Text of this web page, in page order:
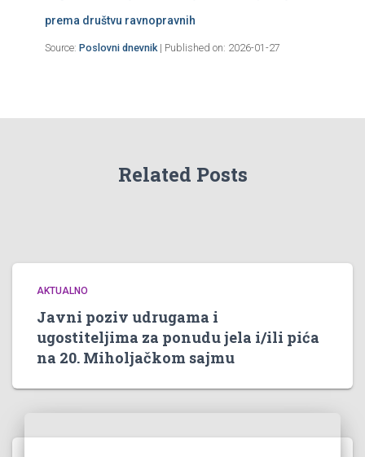
prema društvu ravnopravnih
Source: Poslovni dnevnik Published on: 2026-01-27
Related Posts
AKTUALNO
Javni poziv udrugama i
ugostiteljima za ponudu jela i/ili pića
na 20. Miholjačkom sajmu